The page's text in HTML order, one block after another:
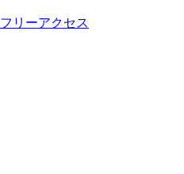
フリーアクセス